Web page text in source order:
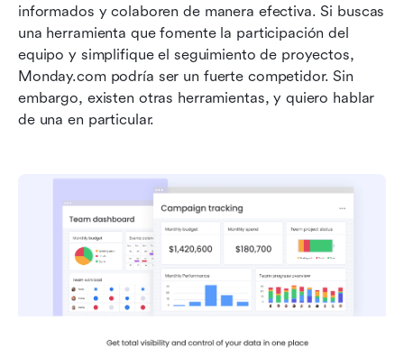
informados y colaboren de manera efectiva. Si buscas
una herramienta que fomente la participación del
equipo y simplifique el seguimiento de proyectos,
Monday.com podría ser un fuerte competidor. Sin
embargo, existen otras herramientas, y quiero hablar
de una en particular.